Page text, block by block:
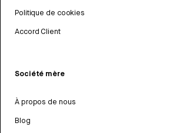
Politique de cookies
Accord Client
Société mère
À propos de nous
Blog